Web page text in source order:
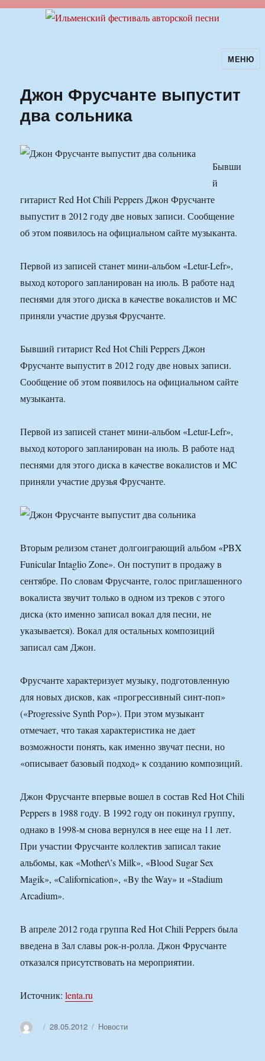
Ильменский фестиваль авторскойМЕНЮ
Джон Фрусчанте выпустит
два сольника
Бывши
й
гитарист Red Hot Chili Peppers Джон Фрусчанте
выпустит в 2012 году две новых записи. Сообщение
об этом появилось на официальном сайте музыканта.
Первой из записей станет мини-альбом «Letur-Lefr»,
выход которого запланирован на июль. В работе над
песнями для этого диска в качестве вокалистов и MC
приняли участие друзья Фрусчанте.
Бывший гитарист Red Hot Chili Peppers Джон
Фрусчанте выпустит в 2012 году две новых записи.
Сообщение об этом появилось на официальном сайте
музыканта.
Первой из записей станет мини-альбом «Letur-Lefr»,
выход которого запланирован на июль. В работе над
песнями для этого диска в качестве вокалистов и MC
приняли участие друзья Фрусчанте.
Вторым релизом станет долгоиграющий альбом «PBX
Funicular Intaglio Zone». Он поступит в продажу в
сентябре. По словам Фрусчанте, голос приглашенного
вокалиста звучит только в одном из треков с этого
диска (кто именно записал вокал для песни, не
указывается). Вокал для остальных композиций
записал сам Джон.
Фрусчанте характеризует музыку, подготовленную
для новых дисков, как «прогрессивный синт-поп»
(«Progressive Synth Pop»). При этом музыкант
отмечает, что такая характеристика не дает
возможности понять, как именно звучат песни, но
«описывает базовый подход» к созданию композиций.
Джон Фрусчанте впервые вошел в состав Red Hot Chili
Peppers в 1988 году. В 1992 году он покинул группу,
однако в 1998-м снова вернулся в нее еще на 11 лет.
При участии Фрусчанте коллектив записал такие
альбомы, как «Mother\’s Milk», «Blood Sugar Sex
Magik», «Californication», «By the Way» и «Stadium
Arcadium».
В апреле 2012 года группа Red Hot Chili Peppers была
введена в Зал славы рок-н-ролла. Джон Фрусчанте
отказался присутствовать на мероприятии.
Источник:lenta.ru
АвторОпубликовано
28.05.2012 Рубрики
Новости